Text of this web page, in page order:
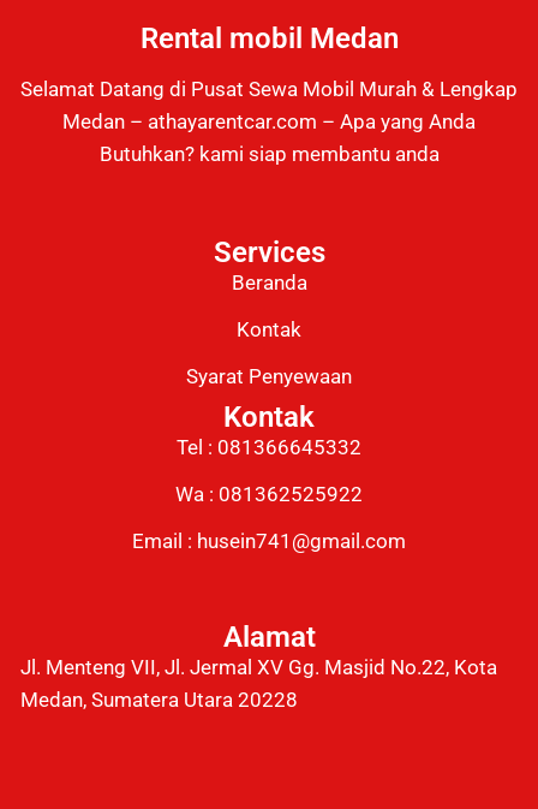
Rental mobil Medan
Selamat Datang di Pusat Sewa Mobil Murah & Lengkap
Medan – athayarentcar.com – Apa yang Anda
Butuhkan? kami siap membantu anda
Services
Beranda
Kontak
Syarat Penyewaan
Kontak
Tel : 081366645332
Wa : 081362525922
Email : husein741@gmail.com
Alamat
Jl. Menteng VII, Jl. Jermal XV Gg. Masjid No.22, Kota
Medan, Sumatera Utara 20228